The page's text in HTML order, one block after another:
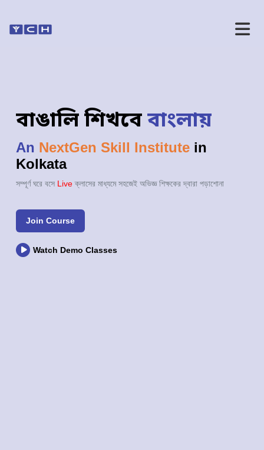
বাঙালি শিখবেবাংলায়
An NextGen Skill Institute in
Kolkata
সম্পূর্ণ ঘরে বসে Liveক্লাসের মাধ্যমে সহজেই অভিজ্ঞ শিক্ষকের দ্বারা পড়াশোনা
Join Course
Watch Demo Classes